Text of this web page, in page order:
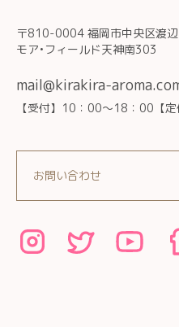
〒810-0004 福岡市中央区渡
モア•フィールド天神南303
mail@kirakira-
【受付】10：00～18：00【
お問い合わせ